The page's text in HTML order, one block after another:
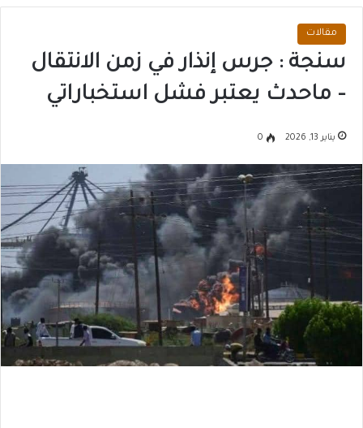
مقالات
سنجة : جرس إنذار في زمن الانتقال
– ماحدث يعتبر فشل استخباراتي
يناير 13, 2026 0